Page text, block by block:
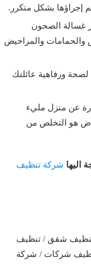
إجراؤها بشكل متكرر.
غسالة الصحون
والحمامات والمراحيض
ورفاهية عائلتك
عن منزل مليء
هو التخلص من
اليها شركة تنظيف
شقق / تنظيف
شركات / شركة